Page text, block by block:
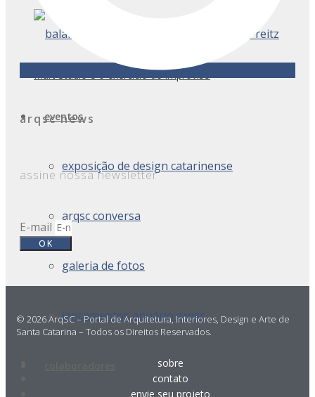
Mart Studio e o exercício do improviso
eventos
exposição de design catarinense
arqsc conversa
galeria de fotos
lançamentos anuário arqsc
arqsc news
assine nossa newsletter
E-mail
OK
© 2026 ArqSC – Portal de Arquitetura, Interiores, Design e Arte de
Santa Catarina – Todos os Direitos Reservados.
sobre
contato
envie seu projeto